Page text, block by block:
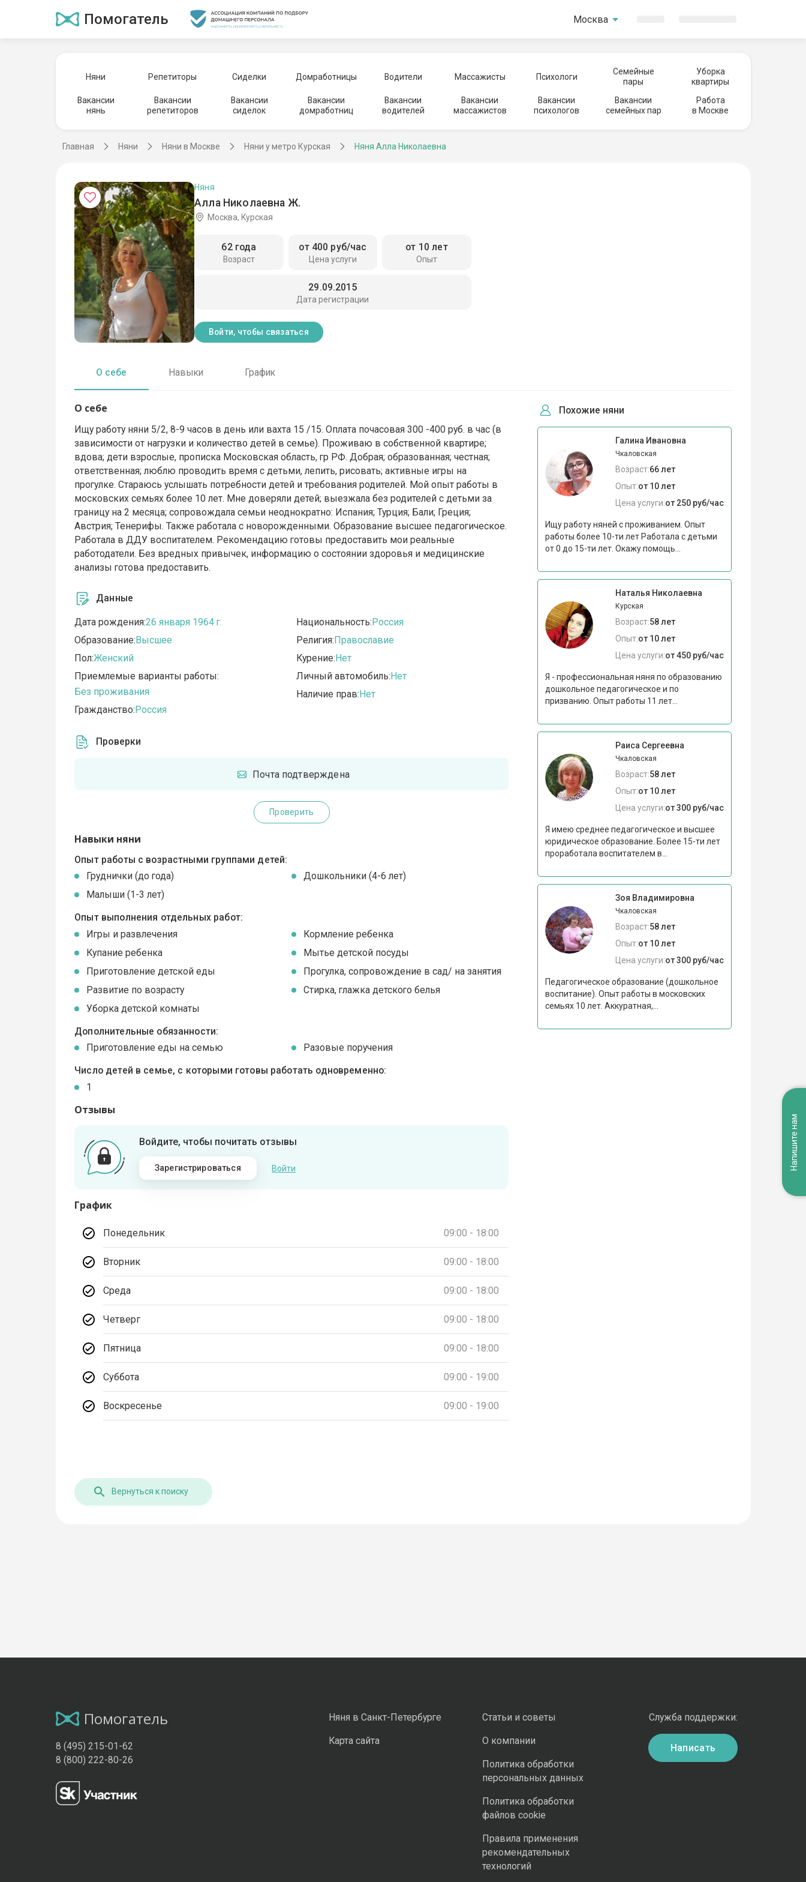
Помогатель Москва
Няни Репетиторы Сиделки Домработницы Водители Массажисты Психологи
Семейные
пары
Уборка
квартиры
Вакансии
нянь
Вакансии
репетиторов
Вакансии
сиделок
Вакансии
домработниц
Вакансии
водителей
Вакансии
массажистов
Вакансии
психологов
Вакансии
семейных пар
Работа
в Москве
Главная Няни Няни в Москве Няни у метро Курская Няня Алла Николаевна
Алла Николаевна Ж.
Няня
Москва, Курская
Возраст
62 года
Цена услуги
от 400 руб/час
Опыт
от 10 лет
Дата регистрации
29.09.2015
Войти, чтобы связаться
О себе Навыки График
О себе
Ищу работу няни 5/2, 8-9 часов в день или вахта 15 /15. Оплата почасовая 300 -400 руб. в час (в
зависимости от нагрузки и количество детей в семье). Проживаю в собственной квартире;
вдова; дети взрослые, прописка Московская область, гр РФ. Добрая; образованная; честная;
ответственная; люблю проводить время с детьми, лепить, рисовать; активные игры на
прогулке. Стараюсь услышать потребности детей и требования родителей. Мой опыт работы в
московских семьях более 10 лет. Мне доверяли детей; выезжала без родителей с детьми за
границу на 2 месяца; сопровождала семьи неоднократно: Испания; Турция; Бали; Греция;
Австрия; Тенерифы. Также работала с новорожденными. Образование высшее педагогическое.
Работала в ДДУ воспитателем. Рекомендацию готовы предоставить мои реальные
работодатели. Без вредных привычек, информацию о состоянии здоровья и медицинские
анализы готова предоставить.
Данные
Дата рождения:26 января 1964 г.
Образование:Высшее
Пол:Женский
Приемлемые варианты работы:
Без проживания
Гражданство:Россия
Национальность:Россия
Религия:Православие
Курение:Нет
Личный автомобиль:Нет
Наличие прав:Нет
Проверки
Почта подтверждена
Проверить
Навыки няни
Опыт работы с возрастными группами детей:
Груднички (до года)
Дошкольники (4-6 лет)
Малыши (1-3 лет)
Опыт выполнения отдельных работ:
Игры и развлечения
Кормление ребенка
Купание ребенка
Мытье детской посуды
Приготовление детской еды
Прогулка, сопровождение в сад/ на занятия
Развитие по возрасту
Стирка, глажка детского белья
Уборка детской комнаты
Дополнительные обязанности:
Приготовление еды на семью
Разовые поручения
Число детей в семье, с которыми готовы работать одновременно:
1
Отзывы
Войдите, чтобы почитать отзывы
Зарегистрироваться Войти
График
Понедельник 09:00 - 18:00
Вторник 09:00 - 18:00
Среда 09:00 - 18:00
Четверг 09:00 - 18:00
Пятница 09:00 - 18:00
Суббота 09:00 - 19:00
Воскресенье 09:00 - 19:00
Похожие няни
Галина Ивановна
Чкаловская
Возраст:66 лет
Опыт:от 10 лет
Цена услуги:от 250 руб/час
Ищу работу няней с проживанием. Опыт
работы более 10-ти лет Работала с детьми
от 0 до 15-ти лет. Окажу помощь...
Наталья Николаевна
Курская
Возраст:58 лет
Опыт:от 10 лет
Цена услуги:от 450 руб/час
Я - профессиональная няня по образованию
дошкольное педагогическое и по
призванию. Опыт работы 11 лет...
Раиса Сергеевна
Чкаловская
Возраст:58 лет
Опыт:от 10 лет
Цена услуги:от 300 руб/час
Я имею среднее педагогическое и высшее
юридическое образование. Более 15-ти лет
проработала воспитателем в...
Зоя Владимировна
Чкаловская
Возраст:58 лет
Опыт:от 10 лет
Цена услуги:от 300 руб/час
Педагогическое образование (дошкольное
воспитание). Опыт работы в московских
семьях 10 лет. Аккуратная,...
Вернуться к поиску
Помогатель
8 (495) 215-01-62
8 (800) 222-80-26
Няня в Санкт-Петербурге
Карта сайта
Статьи и советы
О компании
Политика обработки
персональных данных
Политика обработки
файлов cookie
Правила применения
рекомендательных
технологий
Служба поддержки:
Написать
Напишите нам